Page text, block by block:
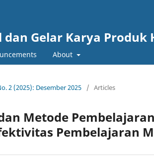
Gelar Karya Produk
About
2 (2025): Desember 2025 / Articles
Metode
Pembelajaran